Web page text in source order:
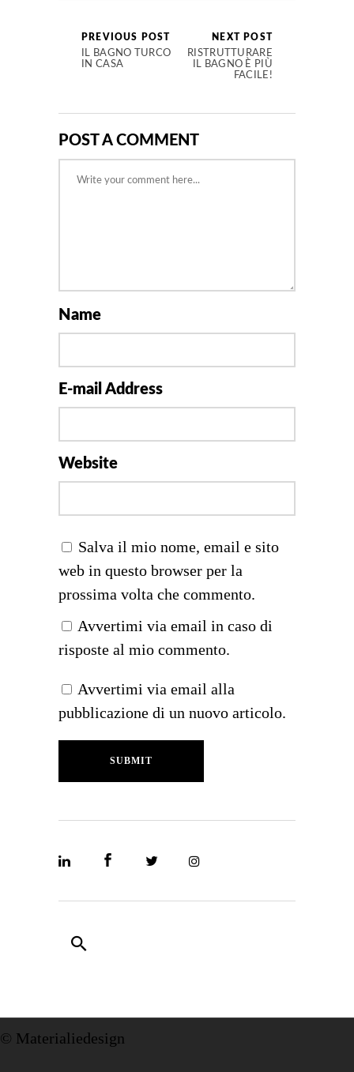
PREVIOUS POST
IL BAGNO TURCO
IN CASA
NEXT POST
RISTRUTTURARE
IL BAGNO È PIÙ
FACILE!
POST A COMMENT
Name
E-mail Address
Website
Salva il mio nome, email e sito
web in questo browser per la
prossima volta che commento.
Avvertimi via email in caso di
risposte al mio commento.
Avvertimi via email alla
pubblicazione di un nuovo articolo.
SUBMIT
© Materialiedesign